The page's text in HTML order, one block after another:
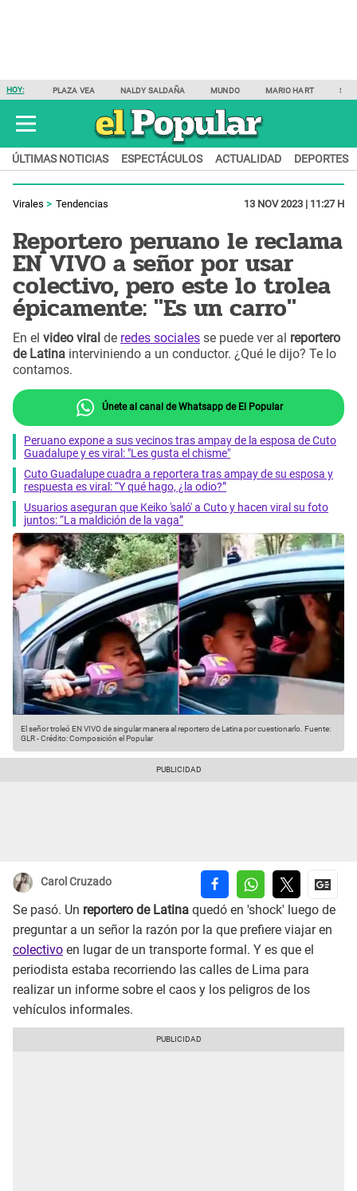
HOY: PLAZA VEA NALDY SALDAÑA MUNDO MARIO HART
ÚLTIMAS NOTICIAS ESPECTÁCULOS ACTUALIDAD DEPORTES
Virales Tendencias 13 NOV 2023 | 11:27 H
Reportero peruano le reclama
EN VIVO a señor por usar
colectivo, pero este lo trolea
épicamente: "Es un carro"
En el video viral de redes sociales se puede ver al reportero
de Latina interviniendo a un conductor. ¿Qué le dijo? Te lo
contamos.
Únete al canal de Whatsapp de El Popular
Peruano expone a sus vecinos tras ampay de la esposa de Cuto
Guadalupe y es viral: "Les gusta el chisme"
Cuto Guadalupe cuadra a reportera tras ampay de su esposa y
respuesta es viral: “Y qué hago, ¿la odio?”
Usuarios aseguran que Keiko 'saló' a Cuto y hacen viral su foto
juntos: “La maldición de la vaga”
El señor troleó EN VIVO de singular manera al reportero de Latina por cuestionarlo. Fuente:
GLR-Crédito: Composición el Popular
Carol Cruzado
Se pasó. Un reportero de Latina quedó en 'shock' luego de
preguntar a un señor la razón por la que prefiere viajar en
colectivo en lugar de un transporte formal. Y es que el
periodista estaba recorriendo las calles de Lima para
realizar un informe sobre el caos y los peligros de los
vehículos informales.